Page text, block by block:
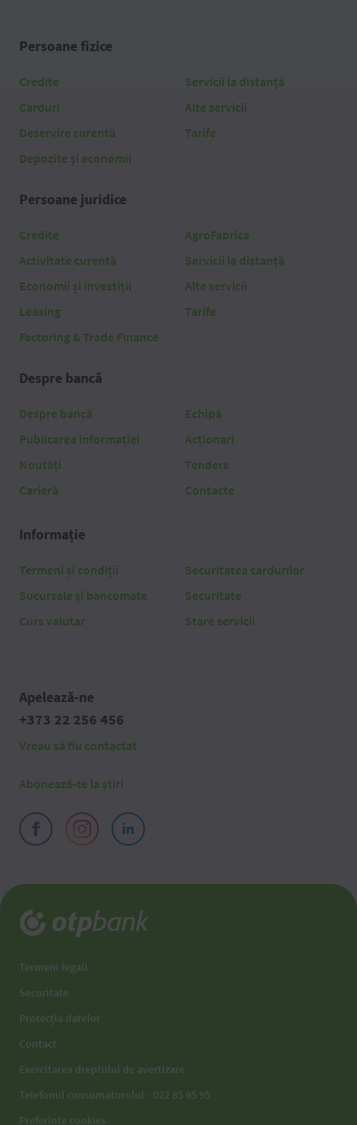
Persoane fizice
Credite
Carduri
Deservire curentă
Depozite și economii
Servicii la distanță
Alte servicii
Tarife
Persoane juridice
Credite
Activitate curentă
Economii și investiții
Leasing
Factoring & Trade Finance
AgroFabrica
Servicii la distanță
Alte servicii
Tarife
Despre bancă
Despre bancă
Publicarea informației
Noutăți
Carieră
Echipă
Acționari
Tendere
Contacte
Informație
Termeni și condiții
Sucursale și bancomate
Curs valutar
Securitatea cardurilor
Securitate
Stare servicii
Apelează-ne
+373 22 256 456
Vreau să fiu contactat
Abonează-te la știri
Termeni legali
Securitate
Protecția datelor
Contact
Exercitarea dreptului de avertizare
Telefonul consumatorului - 022 85 95 95
Preferințe cookies